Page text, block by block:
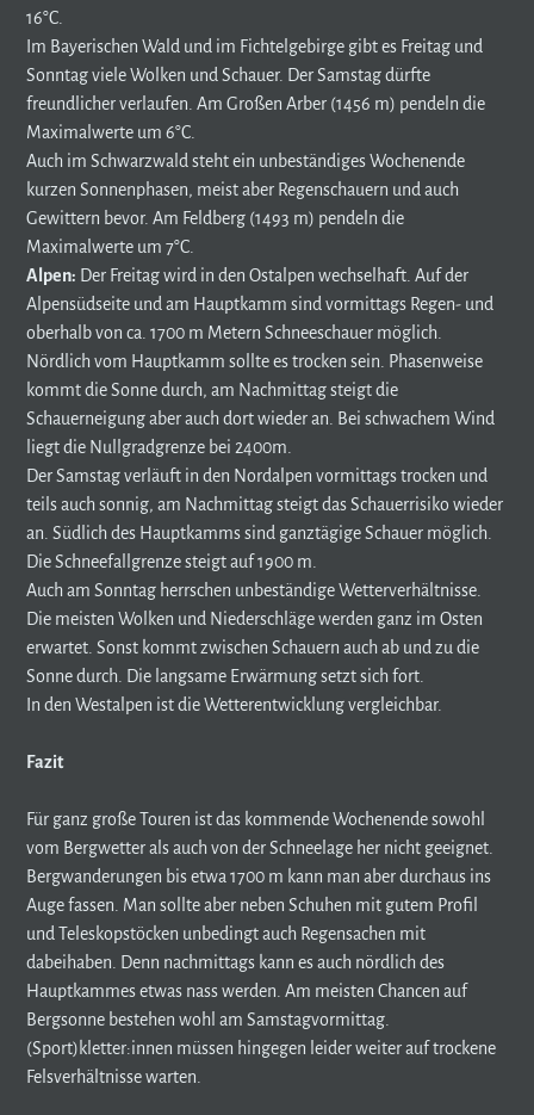
16°C.
Im Bayerischen Wald und im Fichtelgebirge gibt es Freitag und
Sonntag viele Wolken und Schauer. Der Samstag dürfte
freundlicher verlaufen. Am Großen Arber (1456 m) pendeln die
Maximalwerte um 6°C.
Auch im Schwarzwald steht ein unbeständiges Wochenende
kurzen Sonnenphasen, meist aber Regenschauern und auch
Gewittern bevor. Am Feldberg (1493 m) pendeln die
Maximalwerte um 7°C.
Alpen: Der Freitag wird in den Ostalpen wechselhaft. Auf der
Alpensüdseite und am Hauptkamm sind vormittags Regen- und
oberhalb von ca. 1700 m Metern Schneeschauer möglich.
Nördlich vom Hauptkamm sollte es trocken sein. Phasenweise
kommt die Sonne durch, am Nachmittag steigt die
Schauerneigung aber auch dort wieder an. Bei schwachem Wind
liegt die Nullgradgrenze bei 2400m.
Der Samstag verläuft in den Nordalpen vormittags trocken und
teils auch sonnig, am Nachmittag steigt das Schauerrisiko wieder
an. Südlich des Hauptkamms sind ganztägige Schauer möglich.
Die Schneefallgrenze steigt auf 1900 m.
Auch am Sonntag herrschen unbeständige Wetterverhältnisse.
Die meisten Wolken und Niederschläge werden ganz im Osten
erwartet. Sonst kommt zwischen Schauern auch ab und zu die
Sonne durch. Die langsame Erwärmung setzt sich fort.
In den Westalpen ist die Wetterentwicklung vergleichbar.
Fazit
Für ganz große Touren ist das kommende Wochenende sowohl
vom Bergwetter als auch von der Schneelage her nicht geeignet.
Bergwanderungen bis etwa 1700 m kann man aber durchaus ins
Auge fassen. Man sollte aber neben Schuhen mit gutem Profil
und Teleskopstöcken unbedingt auch Regensachen mit
dabeihaben. Denn nachmittags kann es auch nördlich des
Hauptkammes etwas nass werden. Am meisten Chancen auf
Bergsonne bestehen wohl am Samstagvormittag.
(Sport)kletter:innen müssen hingegen leider weiter auf trockene
Felsverhältnisse warten.